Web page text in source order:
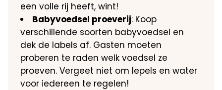
een volle rij heeft, wint!
Babyvoedsel proeverij: Koop
verschillende soorten babyvoedsel en
dek de labels af. Gasten moeten
proberen te raden welk voedsel ze
proeven. Vergeet niet om lepels en water
voor iedereen te regelen!